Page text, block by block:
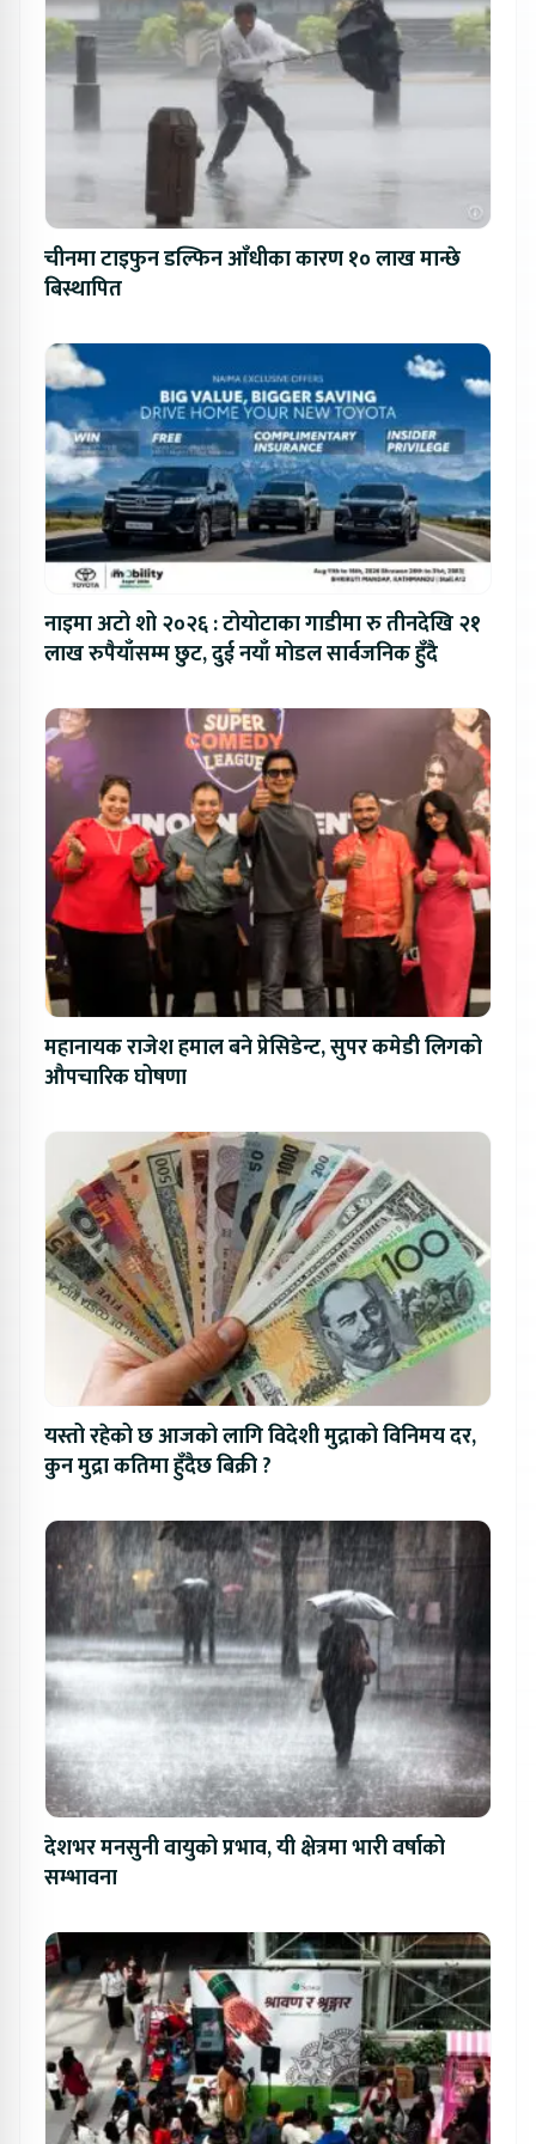
चीनमा टाइफुन डल्फिन आँधीका कारण १० लाख मान्छे
बिस्थापित
नाइमा अटो शो २०२६ : टोयोटाका गाडीमा रु तीनदेखि २१
लाख रुपैयाँसम्म छुट, दुई नयाँ मोडल सार्वजनिक हुँदै
महानायक राजेश हमाल बने प्रेसिडेन्ट, सुपर कमेडी लिगको
औपचारिक घोषणा
यस्तो रहेको छ आजको लागि विदेशी मुद्राको विनिमय दर,
कुन मुद्रा कतिमा हुँदैछ बिक्री ?
देशभर मनसुनी वायुको प्रभाव, यी क्षेत्रमा भारी वर्षाको
सम्भावना